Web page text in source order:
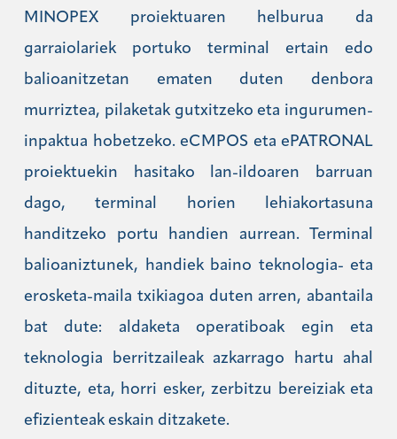
MINOPEX proiektuaren helburua da
garraiolariek portuko terminal ertain edo
balioanitzetan ematen duten denbora
murriztea, pilaketak gutxitzeko eta ingurumen-
inpaktua hobetzeko. eCMPOS eta ePATRONAL
proiektuekin hasitako lan-ildoaren barruan
dago, terminal horien lehiakortasuna
handitzeko portu handien aurrean. Terminal
balioaniztunek, handiek baino teknologia- eta
erosketa-maila txikiagoa duten arren, abantaila
bat dute: aldaketa operatiboak egin eta
teknologia berritzaileak azkarrago hartu ahal
dituzte, eta, horri esker, zerbitzu bereiziak eta
efizienteak eskain ditzakete.